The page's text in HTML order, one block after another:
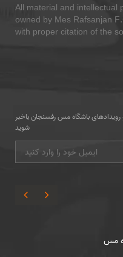
All material and intellectual
owned by Mes Rafsanjan
with proper citation of the
رویدادهای باشگاه مس رفسنجان باخبر
شوید